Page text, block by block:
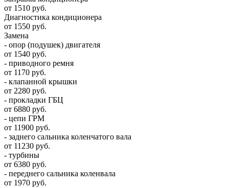
от 1510 руб.
Диагностика кондиционера
от 1550 руб.
Замена
- опор (подушек) двигателя
от 1540 руб.
- приводного ремня
от 1170 руб.
- клапанной крышки
от 2280 руб.
- прокладки ГБЦ
от 6880 руб.
- цепи ГРМ
от 11900 руб.
- заднего сальника коленчатого вала
от 11230 руб.
- турбины
от 6380 руб.
- переднего сальника коленвала
от 1970 руб.